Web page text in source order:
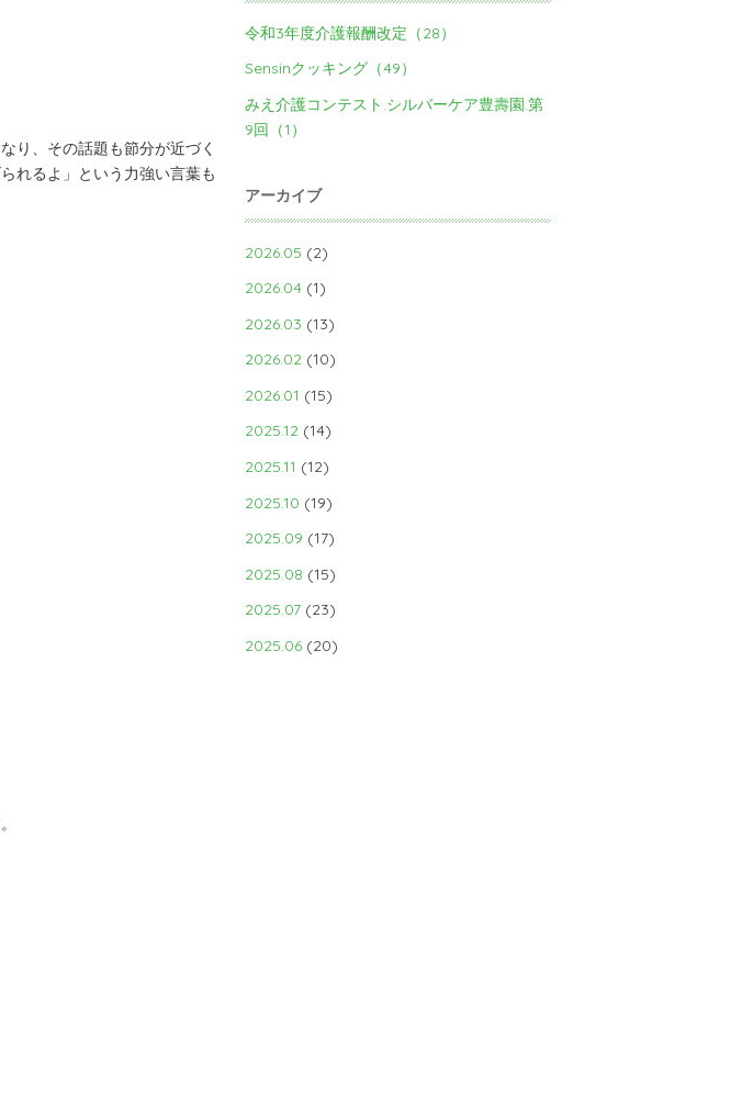
り、その話題も節分が近づく
れるよ」という力強い言葉も
令和3年度介護報酬改定（28）
Sensinクッキング（49）
みえ介護コンテスト.シルバーケア豊壽園.第
9回（1）
アーカイブ
2026.05 (2)
2026.04(1)
2026.03 (13)
2026.02(10)
2026.01 (15)
2025.12(14)
2025.11 (12)
2025.10 (19)
2025.09 (17)
2025.08 (15)
2025.07(23)
2025.06(20)